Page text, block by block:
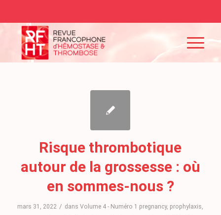
Risque thrombotique
autour de la grossesse : où
en sommes-nous ?
mars 31, 2022 / dansVolume 4 - Numéro 1 pregnancy, prophylaxis,